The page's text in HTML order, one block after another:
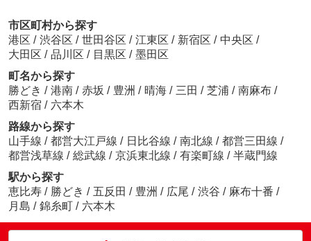
市区町村から探す
港区 / 渋谷区 / 世田谷区 / 江東区 / 新宿区 / 中央区 /
大田区 / 品川区 / 目黒区 / 墨田区
町名から探す
勝どき / 港南 / 赤坂 / 豊洲 / 晴海 / 三田 / 芝浦 / 南麻布 /
西新宿 / 六本木
路線から探す
山手線 / 都営大江戸線 / 日比谷線 / 南北線 / 都営三田線 /
都営浅草線 / 総武線 / 京浜東北線 / 有楽町線 / 半蔵門線
駅から探す
恵比寿 / 勝どき / 五反田 / 豊洲 / 広尾 / 渋谷 / 麻布十番 /
月島 / 錦糸町 / 六本木